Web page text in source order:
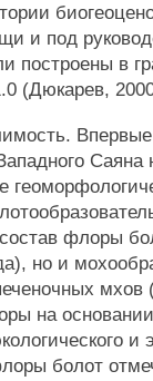
и под
построены в
(Дюкарев,
Саяна
флоры
но и
мхов
на
и
болот